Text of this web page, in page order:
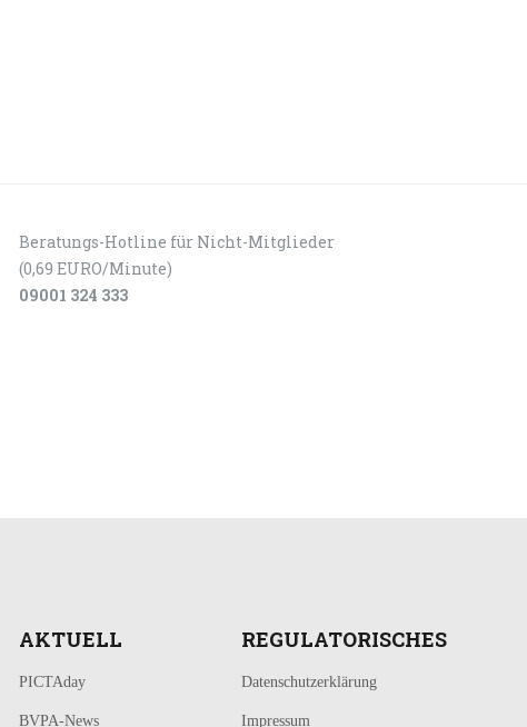
Beratungs-Hotline für Nicht-Mitglieder
(0,69 EURO/Minute)
09001 324 333
AKTUELL
PICTAday
BVPA-News
REGULATORISCHES
Datenschutzerklärung
Impressum